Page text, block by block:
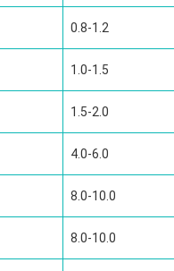
0.8-1.2
1.0-1.5
1.5-2.0
4.0-6.0
8.0-10.0
8.0-10.0